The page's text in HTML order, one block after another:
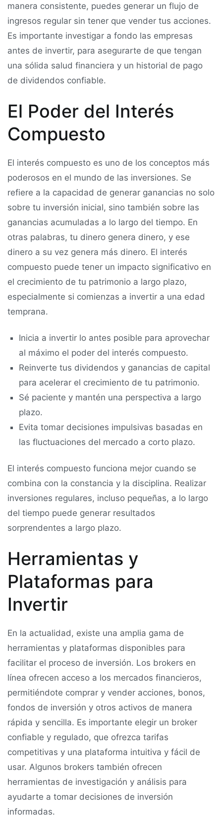
manera consistente, puedes generar un flujo de
ingresos regular sin tener que vender tus acciones.
Es importante investigar a fondo las empresas
antes de invertir, para asegurarte de que tengan
una sólida salud financiera y un historial de pago
de dividendos confiable.
El Poder del Interés
Compuesto
El interés compuesto es uno de los conceptos más
poderosos en el mundo de las inversiones. Se
refiere a la capacidad de generar ganancias no solo
sobre tu inversión inicial, sino también sobre las
ganancias acumuladas a lo largo del tiempo. En
otras palabras, tu dinero genera dinero, y ese
dinero a su vez genera más dinero. El interés
compuesto puede tener un impacto significativo en
el crecimiento de tu patrimonio a largo plazo,
especialmente si comienzas a invertir a una edad
temprana.
Inicia a invertir lo antes posible para aprovechar
al máximo el poder del interés compuesto.
Reinverte tus dividendos y ganancias de capital
para acelerar el crecimiento de tu patrimonio.
Sé paciente y mantén una perspectiva a largo
plazo.
Evita tomar decisiones impulsivas basadas en
las fluctuaciones del mercado a corto plazo.
El interés compuesto funciona mejor cuando se
combina con la constancia y la disciplina. Realizar
inversiones regulares, incluso pequeñas, a lo largo
del tiempo puede generar resultados
sorprendentes a largo plazo.
Herramientas y
Plataformas para
Invertir
En la actualidad, existe una amplia gama de
herramientas y plataformas disponibles para
facilitar el proceso de inversión. Los brokers en
línea ofrecen acceso a los mercados financieros,
permitiéndote comprar y vender acciones, bonos,
fondos de inversión y otros activos de manera
rápida y sencilla. Es importante elegir un broker
confiable y regulado, que ofrezca tarifas
competitivas y una plataforma intuitiva y fácil de
usar. Algunos brokers también ofrecen
herramientas de investigación y análisis para
ayudarte a tomar decisiones de inversión
informadas.